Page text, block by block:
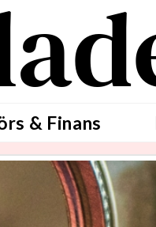
& Finans